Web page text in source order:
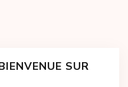
SUR